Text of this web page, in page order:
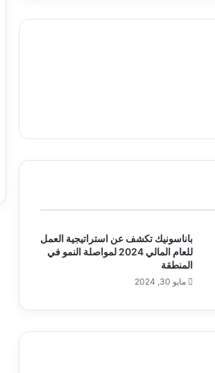
باناسونيك تكشف عن استراتيجية العمل
للعام المالي 2024 لمواصلة النمو في
المنطقة
مايو 30, 2024